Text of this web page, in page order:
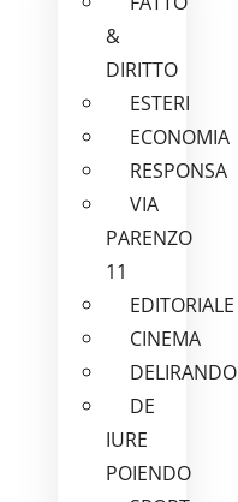
&
DIRITTO
ESTERI
ECONOMIA
RESPONSA
VIA
PARENZO
11
EDITORIALE
CINEMA
DELIRANDO
DE
IURE
POIENDO